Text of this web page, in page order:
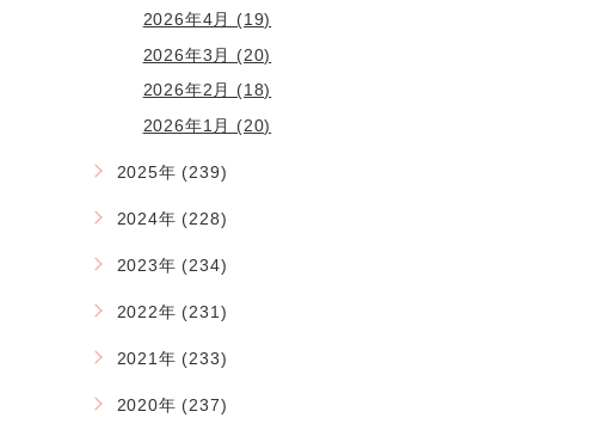
2026年4月 (19)
2026年3月 (20)
2026年2月 (18)
2026年1月 (20)
2025年 (239)
2024年 (228)
2023年 (234)
2022年 (231)
2021年 (233)
2020年 (237)